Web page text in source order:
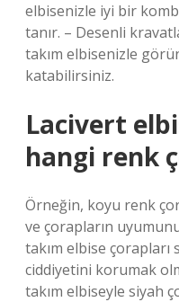
elbisenizle iyi bir
tanır. – Desenli
takım elbisenizle
katabilirsiniz.
Lacivert
hangi renk
Örneğin, koyu renk
ve çorapların
takım elbise çorapları
ciddiyetini korumak
takım elbiseyle siyah